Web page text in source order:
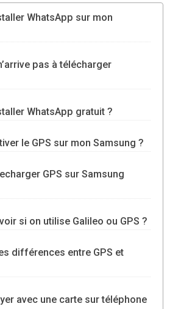
WhatsApp sur mon
pas à télécharger
WhatsApp gratuit ?
le GPS sur mon Samsung ?
GPS sur Samsung
si on utilise Galileo ou GPS ?
différences entre GPS et
avec une carte sur téléphone